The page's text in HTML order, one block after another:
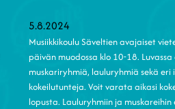
5.8.2024
Musiikkikoulu Säveltien avajaiset
päivän muodossa klo 10-18.
muskariryhmiä, lauluryhmiä sekä
kokeilutunteja. Voit varata aikasi
lopusta. Lauluryhmiin ja